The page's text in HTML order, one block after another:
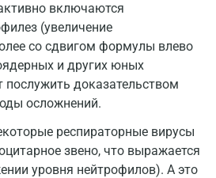
включаются
(увеличение
со сдвигом формулы влево
и других юных
доказательством
осложнений.
респираторные вирусы
звено, что выражается
уровня нейтрофилов). А это